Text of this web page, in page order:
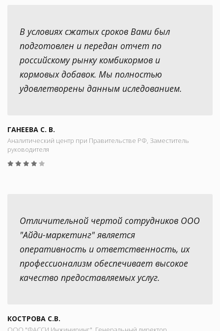
В условиях сжатых сроков Вами был
подготовлен и передан отчет по
российскому рынку комбикормов и
кормовых добавок. Мы полностью
удовлетворены данным иследованием.
ГАНЕЕВА С. В.
Аналитический центр при Правительстве РФ, Заместитель
руководителя
Отличительной чертой сотрудников ООО
"Айди-маркетинг" является
оперативность и ответственность, их
профессионализм обеспечивает высокое
качество предоставляемых услуг.
КОСТРОВА С.В.